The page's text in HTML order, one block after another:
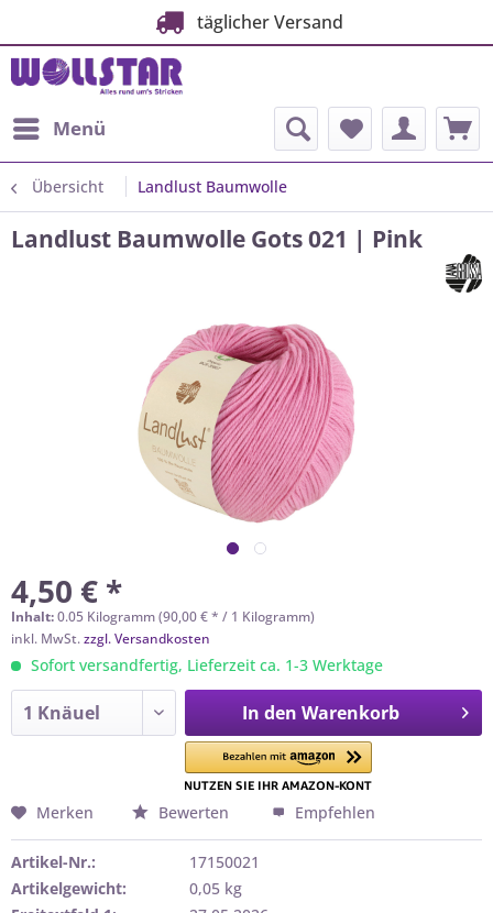
täglicher Versand
Menü
Übersicht Landlust Baumwolle
Landlust Baumwolle Gots 021 | Pink
4,50 € *
Inhalt:0.05 Kilogramm (90,00 € * / 1 Kilogramm)
inkl. MwSt.zzgl. Versandkosten
Sofort versandfertig, Lieferzeit ca. 1-3 Werktage
In den Warenkorb
Merken Bewerten Empfehlen
Artikel-Nr.:
17150021
Artikelgewicht:
0,05 kg